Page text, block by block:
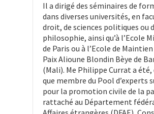
Il a dirigé des séminaires de
dans diverses universités, en
droit, de sciences politiques ou
philosophie, ainsi qu’à l’Ecole
de Paris ou à l’Ecole de
Paix Alioune Blondin Bèye de
(Mali). Me Philippe Currat a
que membre du Pool d’experts
pour la promotion civile de la
rattaché au Département